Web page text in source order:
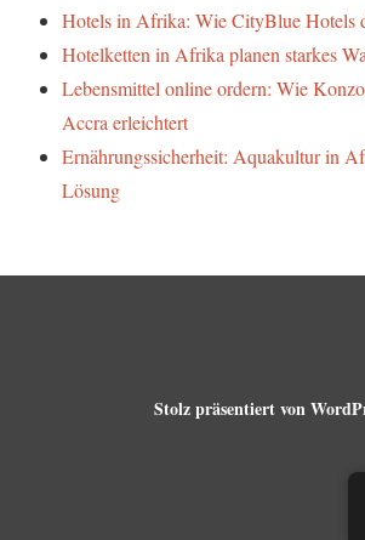
Hotels in Afrika: Wie CityBlue Hotels
Hotelketten in Afrika planen starkes
Lebensmittel online ordern: Wie
Accra erleichtert
Ernährungssicherheit: Aquakultur in
Lösung
Stolz präsentiert von